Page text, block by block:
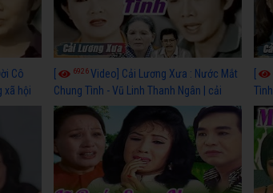
Cô
xã hội
6926Video] Cải Lương Xưa : Nước Mắt
Chung Tình - Vũ Linh Thanh Ngân | cải
lương xã hội hay nhất